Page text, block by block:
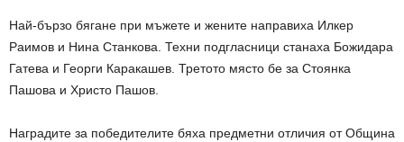
Най-бързо бягане при мъжете и жените направиха Илкер
Раимов и Нина Станкова. Техни подгласници станаха Божидара
Гатева и Георги Каракашев. Третото място бе за Стоянка
Пашова и Христо Пашов.
Наградите за победителите бяха предметни отличия отОбщина